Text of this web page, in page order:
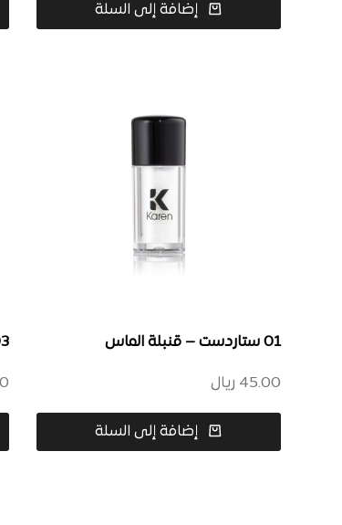
إضافة إلى السلة
01 ستاردست – قنبلة الماس
45.00 ريال
إضافة إلى السلة
03